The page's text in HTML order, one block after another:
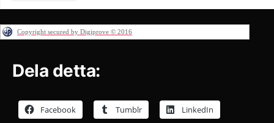
Copyright secured by Digiprove © 2016
Dela detta:
Facebook Tumblr LinkedIn